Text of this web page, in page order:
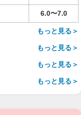
6.0〜7.0
もっと見る＞
もっと見る＞
もっと見る＞
もっと見る＞